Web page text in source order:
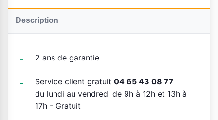
Description
2 ans de garantie
Service client gratuit 04 65 43 08 77
du lundi au vendredi de 9h à 12h et 13h à
17h - Gratuit